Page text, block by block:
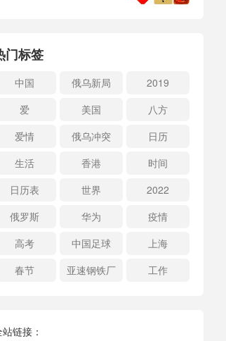
门标签
中国 俄乌新局
2019
爱
美国
八方
爱情
俄乌冲突
日历
生活
香港
时间
日历表
世界
2022
俄罗斯
华为
疫情
高考
中国足球
上海
春节
亚速钢铁厂 工作
链接：